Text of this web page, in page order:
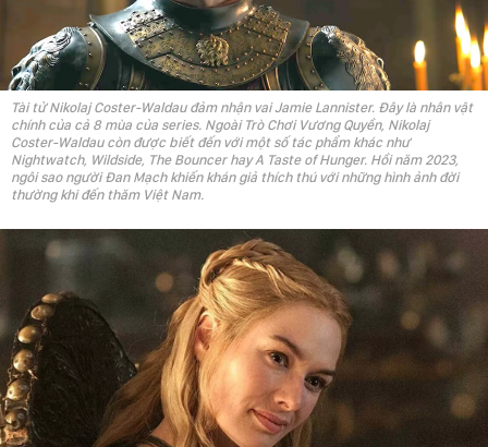
Tài tử Nikolaj Coster-Waldau đảm nhận vai Jamie Lannister. Đây là nhân vật
chính của cả 8 mùa của series. Ngoài Trò Chơi Vương Quyền, Nikolaj
Coster-Waldau còn được biết đến với một số tác phẩm khác như
Nightwatch, Wildside, The Bouncer hay A Taste of Hunger. Hồi năm 2023,
ngôi sao người Đan Mạch khiến khán giả thích thú với những hình ảnh đời
thường khi đến thăm Việt Nam.